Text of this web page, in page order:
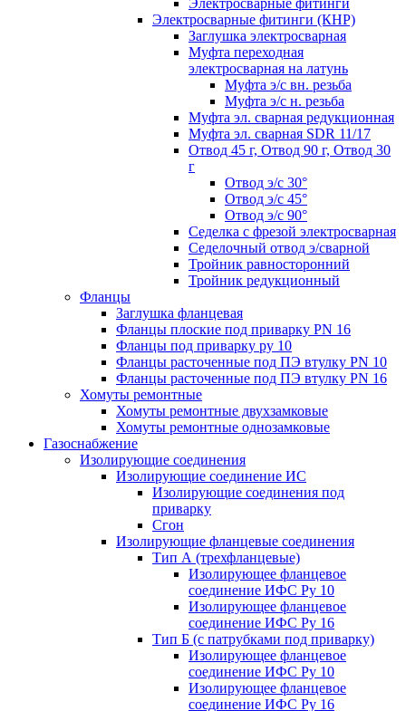
Электросварные фитинги
Электросварные фитинги (КНР)
Заглушка электросварная
Муфта переходная
электросварная на латунь
Муфта э/с вн. резьба
Муфта э/с н. резьба
Муфта эл. cварная редукционная
Муфта эл. сварная SDR 11/17
Отвод 45 г, Отвод 90 г, Отвод 30
г
Отвод э/с 30°
Отвод э/с 45°
Отвод э/с 90°
Седелка с фрезой электросварная
Седелочный отвод э/сварной
Тройник равносторонний
Тройник редукционный
Фланцы
Заглушка фланцевая
Фланцы плоские под приварку PN 16
Фланцы под приварку ру 10
Фланцы расточенные под ПЭ втулку PN 10
Фланцы расточенные под ПЭ втулку PN 16
Хомуты ремонтные
Хомуты ремонтные двухзамковые
Хомуты ремонтные однозамковые
Газоснабжение
Изолирующие соединения
Изолирующие соединение ИС
Изолирующие соединения под
приварку
Сгон
Изолирующие фланцевые соединения
Тип А (трехфланцевые)
Изолирующее фланцевое
соединение ИФС Ру 10
Изолирующее фланцевое
соединение ИФС Ру 16
Тип Б (с патрубками под приварку)
Изолирующее фланцевое
соединение ИФС Ру 10
Изолирующее фланцевое
соединение ИФС Ру 16